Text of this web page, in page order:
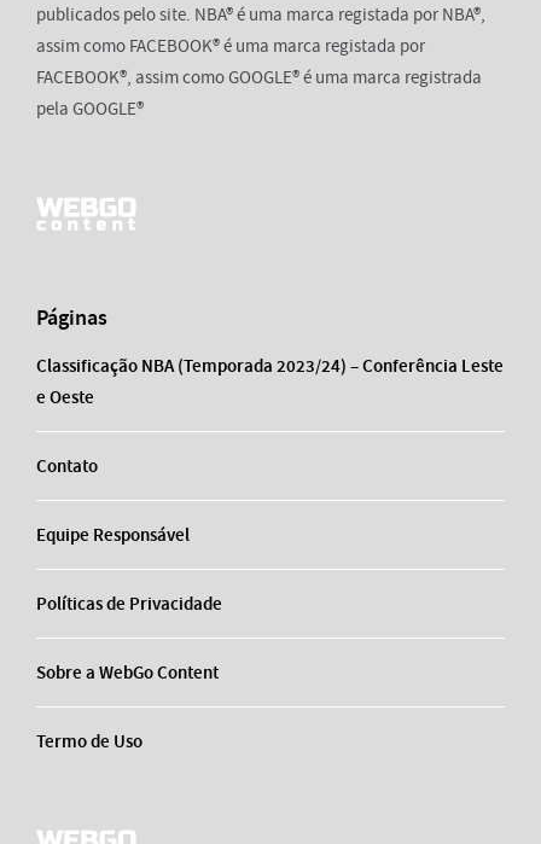
publicados pelo site. NBA® é uma marca registada por NBA®,
assim como FACEBOOK® é uma marca registada por
FACEBOOK®, assim como GOOGLE® é uma marca registrada
pela GOOGLE®
Páginas
Classificação NBA (Temporada 2023/24) – Conferência Leste
e Oeste
Contato
Equipe Responsável
Políticas de Privacidade
Sobre a WebGo Content
Termo de Uso